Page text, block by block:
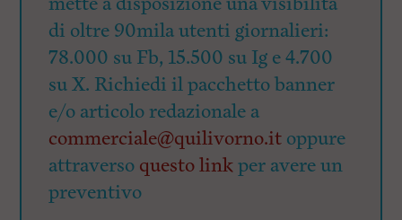
di oltre 90mila utenti giornalieri:
78.000 su Fb, 15.500 su Ig e 4.700
su X. Richiedi il pacchetto banner
e/o articolo redazionale a
commerciale@quilivorno.it oppure
attraverso questo linkper avere un
preventivo